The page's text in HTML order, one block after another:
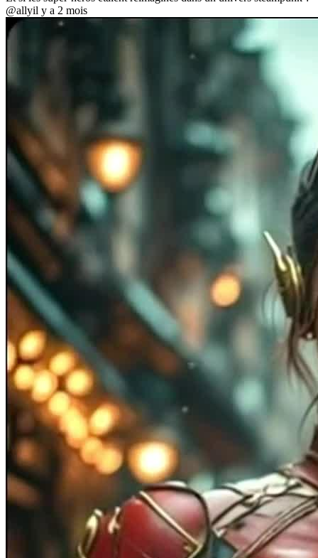
@allyil y a 2 mois